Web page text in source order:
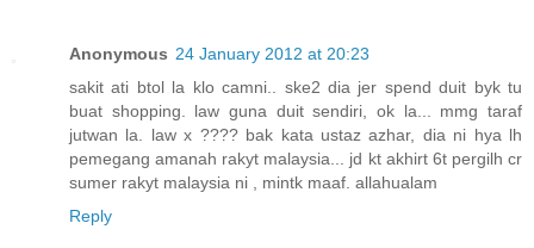
Anonymous 24 January 2012 at 20:23
sakit ati btol la klo camni.. ske2 dia jer spend duit byk tu
buat shopping. law guna duit sendiri, ok la... mmg taraf
jutwan la. law x ???? bak kata ustaz azhar, dia ni hya lh
pemegang amanah rakyt malaysia... jd kt akhirt 6t pergilh cr
sumer rakyt malaysia ni , mintk maaf. allahualam
Reply